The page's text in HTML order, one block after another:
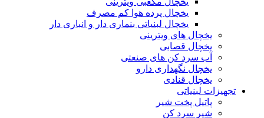
یخچال پرده هوا کم مصرف
یخچال لبنیاتی بنماری دار و انباری دار
یخچال های ویترینی
یخچال قصابی
آب سرد کن های صنعتی
یخچال نگهداری دارو
یخچال قنادی
تجهیزات لبنیاتی
پاتیل پخت شیر
شیر سرد کن